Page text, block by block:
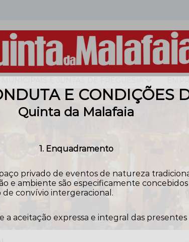
E CONDIÇÕES
Quinta da Malafaia
1. Enquadramento
privado de eventos de natureza
e ambiente são especificamente concebidos
convívio intergeracional.
a aceitação expressa e integral das presentes